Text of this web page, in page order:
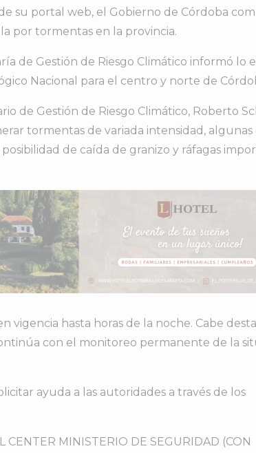
su portal web, el Gobierno de Córdoba
por tormentas en la provincia.
de Gestión de Riesgo Climático informó lo
Nacional para el centro y norte de
de Gestión de Riesgo Climático, Roberto
tormentas de variada intensidad, algunas
de caída de granizo y ráfagas
vigencia hasta horas de la noche. Cabe
con el monitoreo permanente de la
ayuda a las autoridades a través de los
MINISTERIO DE SEGURIDAD (CON